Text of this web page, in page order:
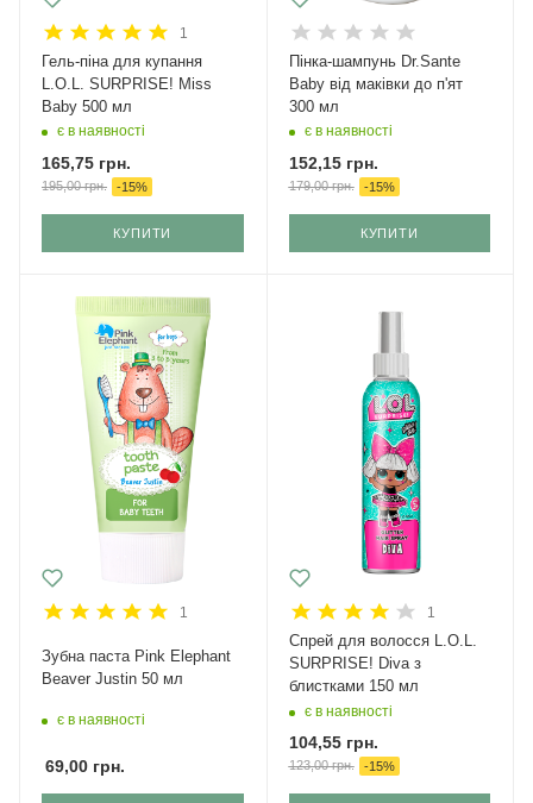
1
Гель-піна для купання
L.O.L. SURPRISE! Miss
Baby 500 мл
є в наявності
165,75 грн.
195,00грн. -15%
КУПИТИ
Пінка-шампунь Dr.Sante
Baby від маківки до п'ят
300 мл
є в наявності
152,15грн.
179,00грн. -15%
КУПИТИ
1
Зубна паста Pink Elephant
Beaver Justin 50 мл
є в наявності
69,00 грн.
1
Спрей для волосся L.O.L.
SURPRISE! Diva з
блистками 150 мл
є в наявності
104,55грн.
123,00грн. -15%